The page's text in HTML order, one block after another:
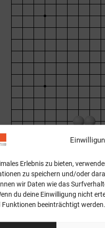
Erlebnis zu bieten,
zu speichern und/oder
wir Daten wie das
du deine Einwilligung nicht
Funktionen beeinträchtigt werden.